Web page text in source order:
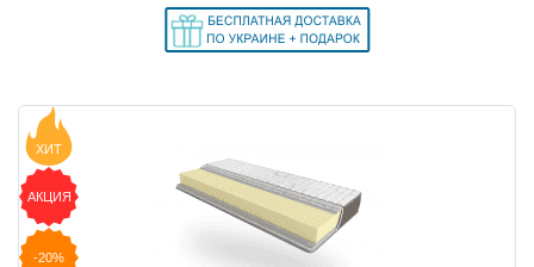
ХИТ
АКЦИЯ
-20%